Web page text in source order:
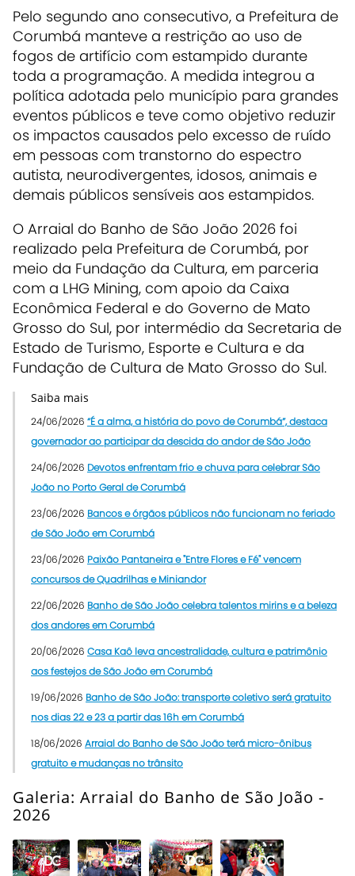
Pelo segundo ano consecutivo, a Prefeitura de
Corumbá manteve a restrição ao uso de
fogos de artifício com estampido durante
toda a programação. A medida integrou a
política adotada pelo município para grandes
eventos públicos e teve como objetivo reduzir
os impactos causados pelo excesso de ruído
em pessoas com transtorno do espectro
autista, neurodivergentes, idosos, animais e
demais públicos sensíveis aos estampidos.
O Arraial do Banho de São João 2026 foi
realizado pela Prefeitura de Corumbá, por
meio da Fundação da Cultura, em parceria
com a LHG Mining, com apoio da Caixa
Econômica Federal e do Governo de Mato
Grosso do Sul, por intermédio da Secretaria de
Estado de Turismo, Esporte e Cultura e da
Fundação de Cultura de Mato Grosso do Sul.
Saiba mais
24/06/2026 “É a alma, a história do povo de Corumbá”, destaca
governador ao participar da descida do andor de São João
24/06/2026 Devotos enfrentam frio e chuva para celebrar São
João no Porto Geral de Corumbá
23/06/2026 Bancos e órgãos públicos não funcionam no feriado
de São João em Corumbá
23/06/2026 Paixão Pantaneira e "Entre Flores e Fé" vencem
concursos de Quadrilhas e Miniandor
22/06/2026 Banho de São João celebra talentos mirins e a beleza
dos andores em Corumbá
20/06/2026 Casa Kaô leva ancestralidade, cultura e patrimônio
aos festejos de São João em Corumbá
19/06/2026 Banho de São João: transporte coletivo será gratuito
nos dias 22 e 23 a partir das 16h em Corumbá
18/06/2026 Arraial do Banho de São João terá micro-ônibus
gratuito e mudanças no trânsito
Galeria: Arraial do Banho de São João -
2026